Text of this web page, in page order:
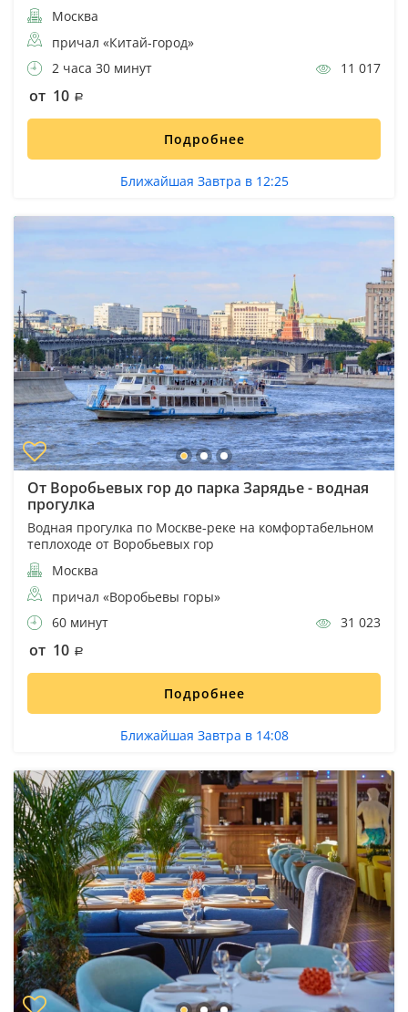
Москва
причал «Китай-город»
2 часа 30 минут
11 017
от 10
Подробнее
Ближайшая Завтра в 12:25
От Воробьевых гор до парка Зарядье - водная
прогулка
Водная прогулка по Москве-реке на комфортабельном
теплоходе от Воробьевых гор
Москва
причал «Воробьевы горы»
60 минут
31 023
от 10
Подробнее
Ближайшая Завтра в 14:08